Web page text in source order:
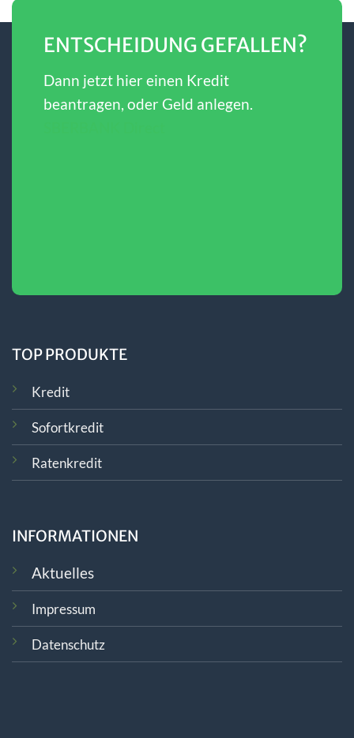
ENTSCHEIDUNG GEFALLEN?
Dann jetzt hier einen Kredit
beantragen, oder Geld anlegen.
TOP PRODUKTE
Kredit
Sofortkredit
Ratenkredit
INFORMATIONEN
Aktuelles
Impressum
Datenschutz